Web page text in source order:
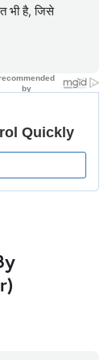
भी है, जिसे